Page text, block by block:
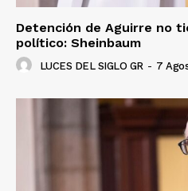
Detención de Aguirre no
político: Sheinbaum
LUCES DEL SIGLO GR - 7